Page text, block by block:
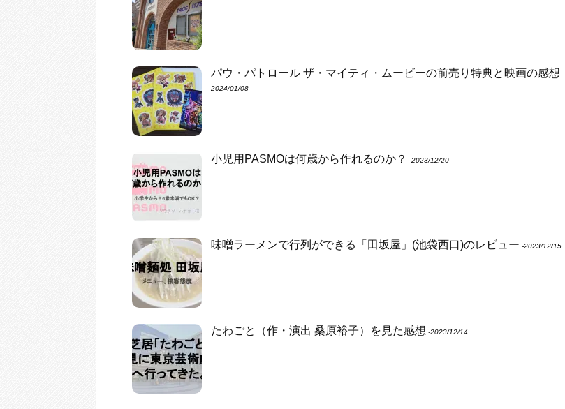
パウ・パトロール ザ・マイティ・ムービーの前売り特典と映画の感想 ‐
2024/01/08
小児用PASMOは何歳から作れるのか？ ‐2023/12/20
味噌ラーメンで行列ができる「田坂屋」(池袋西口)のレビュー ‐2023/12/15
たわごと（作・演出 桑原裕子）を見た感想 ‐2023/12/14